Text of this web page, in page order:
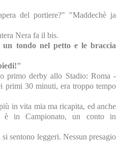
del portiere?" "Maddechè ja
Nera fa il bis.
tondo nel petto e le braccia
primo derby allo Stadio: Roma -
primi 30 minuti, era troppo tempo
in vita mia ma ricapita, ed anche
è in Campionato, un conto in
sentono leggeri. Nessun presagio